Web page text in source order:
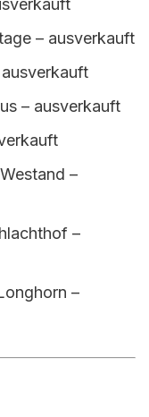
– ausverkauft
ausverkauft
– ausverkauft
–
–
–